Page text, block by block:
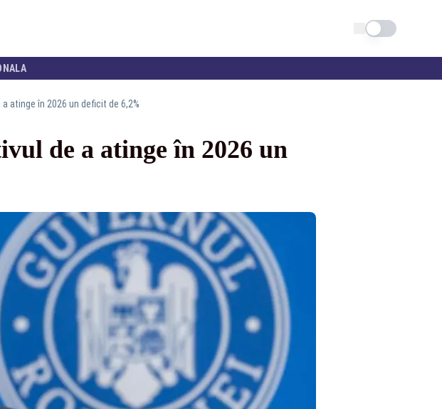
Schimba tema
atinge în 2026 un deficit de 6,2%
de a atinge în 2026 un